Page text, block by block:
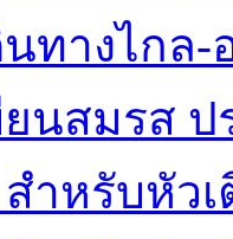
ทางไกล-
นสมรส ป
ำหรับหัว